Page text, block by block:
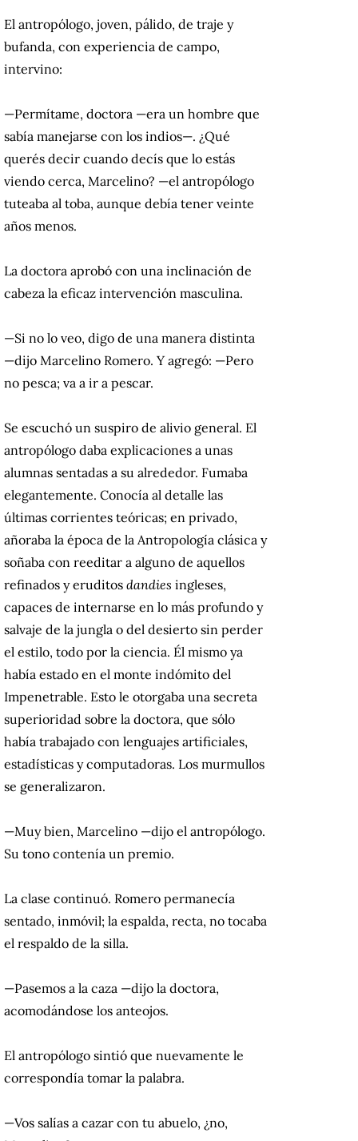
El antropólogo, joven, pálido, de traje y
bufanda, con experiencia de campo,
intervino:
—Permítame, doctora —era un hombre que
sabía manejarse con los indios—. ¿Qué
querés decir cuando decís que lo estás
viendo cerca, Marcelino? —el antropólogo
tuteaba al toba, aunque debía tener veinte
años menos.
La doctora aprobó con una inclinación de
cabeza la eficaz intervención masculina.
—Si no lo veo, digo de una manera distinta
—dijo Marcelino Romero. Y agregó: —Pero
no pesca; va a ir a pescar.
Se escuchó un suspiro de alivio general. El
antropólogo daba explicaciones a unas
alumnas sentadas a su alrededor. Fumaba
elegantemente. Conocía al detalle las
últimas corrientes teóricas; en privado,
añoraba la época de la Antropología clásica y
soñaba con reeditar a alguno de aquellos
refinados y eruditos dandies ingleses,
capaces de internarse en lo más profundo y
salvaje de la jungla o del desierto sin perder
el estilo, todo por la ciencia. Él mismo ya
había estado en el monte indómito del
Impenetrable. Esto le otorgaba una secreta
superioridad sobre la doctora, que sólo
había trabajado con lenguajes artificiales,
estadísticas y computadoras. Los murmullos
se generalizaron.
—Muy bien, Marcelino —dijo el antropólogo.
Su tono contenía un premio.
La clase continuó. Romero permanecía
sentado, inmóvil; la espalda, recta, no tocaba
el respaldo de la silla.
—Pasemos a la caza —dijo la doctora,
acomodándose los anteojos.
El antropólogo sintió que nuevamente le
correspondía tomar la palabra.
—Vos salías a cazar con tu abuelo, ¿no,